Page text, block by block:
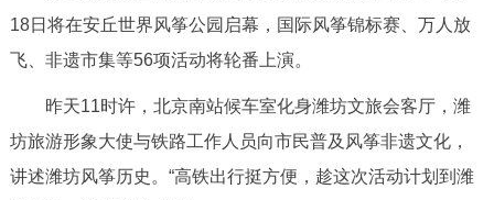
政务服务
个人服务 法人服务 部门服务
18日将在安丘世界风筝公园启幕，国际风筝锦标赛、万人放
飞、非遗市集等56项活动将轮番上演。
昨天11时许，北京南站候车室化身潍坊文旅会客厅，潍
坊旅游形象大使与铁路工作人员向市民普及风筝非遗文化，
讲述潍坊风筝历史。“高铁出行挺方便，趁这次活动计划到潍